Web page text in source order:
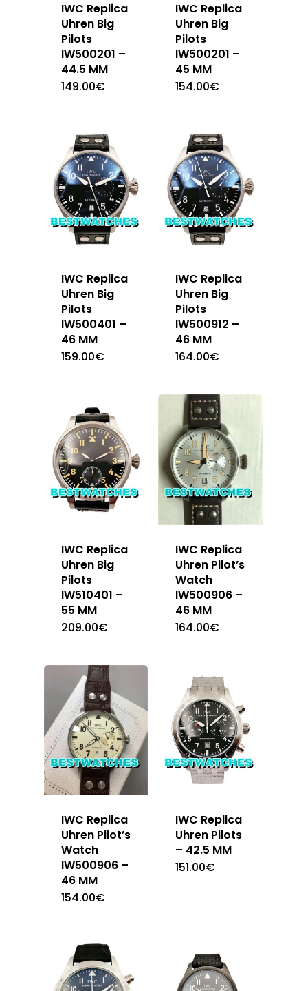
IWC Replica
Uhren Big
Pilots
IW500201 –
44.5 MM
149.00€
IWC Replica
Uhren Big
Pilots
IW500201 –
45 MM
154.00€
IWC Replica
Uhren Big
Pilots
IW500401 –
46 MM
159.00€
IWC Replica
Uhren Big
Pilots
IW500912 –
46 MM
164.00€
IWC Replica
Uhren Big
Pilots
IW510401 –
55 MM
209.00€
IWC Replica
Uhren Pilot’s
Watch
IW500906 –
46 MM
164.00€
IWC Replica
Uhren Pilot’s
Watch
IW500906 –
46 MM
154.00€
IWC Replica
Uhren Pilots
– 42.5 MM
151.00€